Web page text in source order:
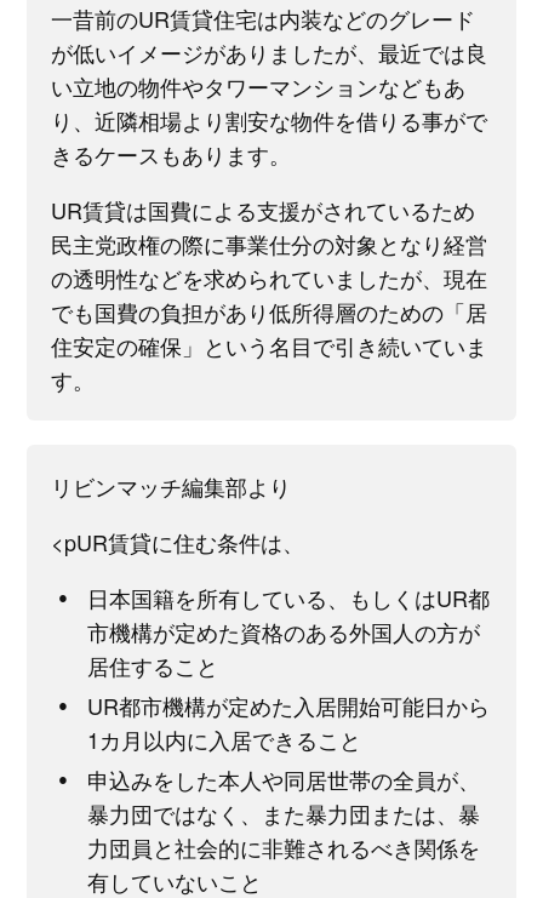
一昔前のUR賃貸住宅は内装などのグレード
が低いイメージがありましたが、最近では良
い立地の物件やタワーマンションなどもあ
り、近隣相場より割安な物件を借りる事がで
きるケースもあります。
UR賃貸は国費による支援がされているため
民主党政権の際に事業仕分の対象となり経営
の透明性などを求められていましたが、現在
でも国費の負担があり低所得層のための「居
住安定の確保」という名目で引き続いていま
す。
リビンマッチ編集部より
<pUR賃貸に住む条件は、
日本国籍を所有している、もしくはUR都
市機構が定めた資格のある外国人の方が
居住すること
UR都市機構が定めた入居開始可能日から
1カ月以内に入居できること
申込みをした本人や同居世帯の全員が、
暴力団ではなく、また暴力団または、暴
力団員と社会的に非難されるべき関係を
有していないこと